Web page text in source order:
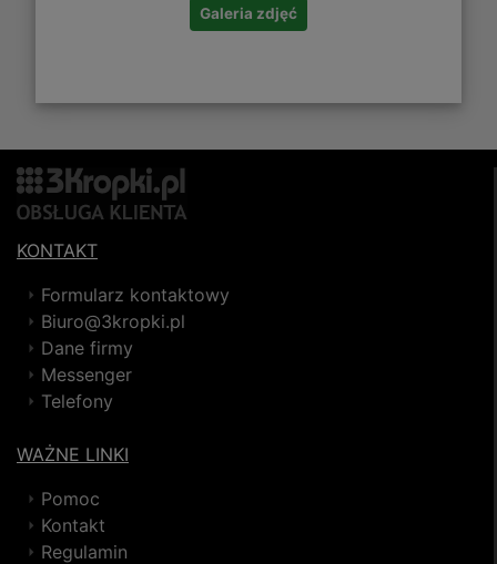
Galeria zdjęć
KONTAKT
Formularz kontaktowy
Biuro@3kropki.pl
Dane firmy
Messenger
Telefony
WAŻNE LINKI
Pomoc
Kontakt
Regulamin